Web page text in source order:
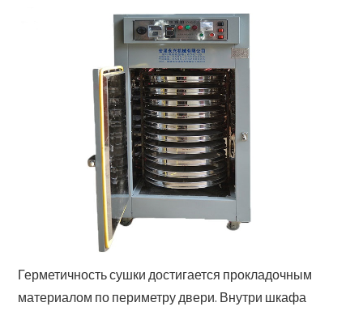
Герметичность сушки достигается прокладочным
материалом по периметру двери. Внутри шкафа